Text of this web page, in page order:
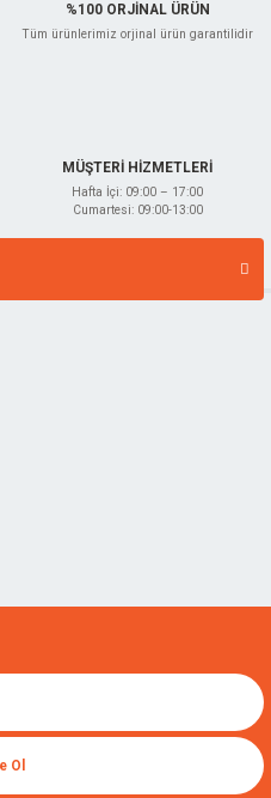
%100 ORJİNAL ÜRÜN
Tüm ürünlerimiz orjinal ürün garantilidir
MÜŞTERİ HİZMETLERİ
Hafta İçi: 09:00 – 17:00
Cumartesi: 09:00-13:00
Ol